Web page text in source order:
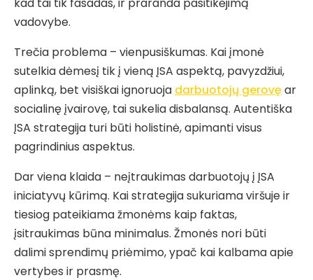
vadovybe.
Trečia problema – vienpusiškumas. Kai įmonė
sutelkia dėmesį tik į vieną ĮSA aspektą, pavyzdžiui,
aplinką, bet visiškai ignoruoja darbuotojų gerovęar
socialinę įvairovę, tai sukelia disbalansą. Autentiška
ĮSA strategija turi būti holistinė, apimanti visus
pagrindinius aspektus.
Dar viena klaida – neįtraukimas darbuotojų į ĮSA
iniciatyvų kūrimą. Kai strategija sukuriama viršuje ir
tiesiog pateikiama žmonėms kaip faktas,
įsitraukimas būna minimalus. Žmonės nori būti
dalimi sprendimų priėmimo, ypač kai kalbama apie
vertybes ir prasmę.